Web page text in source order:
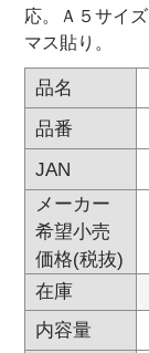
応。Ａ５サイ
マス貼り。
品名
品番
JAN
メーカー
希望小売
価格(税抜)
在庫
内容量